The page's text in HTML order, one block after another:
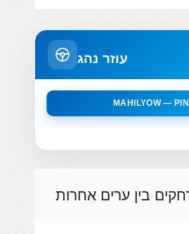
עוזר נהג
MAHILYOW —
בין ערים אחרות